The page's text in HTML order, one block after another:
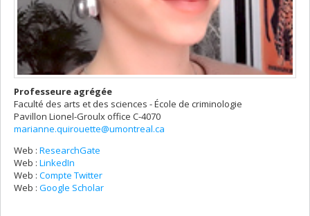
Professeure agrégée
Faculté des arts et des sciences - École de criminologie
Pavillon Lionel-Groulx office C-4070
marianne.quirouette@umontreal.ca
Web : ResearchGate
Web : LinkedIn
Web : Compte Twitter
Web : Google Scholar